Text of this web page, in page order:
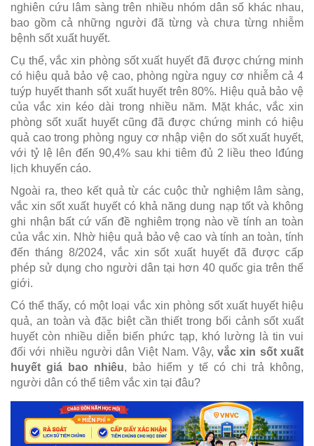
nghiên cứu lâm sàng trên nhiều nhóm dân số khác nhau,
bao gồm cả những người đã từng và chưa từng nhiễm
bệnh sốt xuất huyết.
Cụ thể, vắc xin phòng sốt xuất huyết đã được chứng minh
có hiệu quả bảo vệ cao, phòng ngừa nguy cơ nhiễm cả 4
tuýp huyết thanh sốt xuất huyết trên 80%. Hiệu quả bảo vệ
của vắc xin kéo dài trong nhiều năm. Mặt khác, vắc xin
phòng sốt xuất huyết cũng đã được chứng minh có hiệu
quả cao trong phòng nguy cơ nhập viện do sốt xuất huyết,
với tỷ lệ lên đến 90,4% sau khi tiêm đủ 2 liều theo lđúng
lịch khuyến cáo.
Ngoài ra, theo kết quả từ các cuộc thử nghiệm lâm sàng,
vắc xin sốt xuất huyết có khả năng dung nạp tốt và không
ghi nhận bất cứ vấn đề nghiêm trọng nào về tính an toàn
của vắc xin. Nhờ hiệu quả bảo vệ cao và tính an toàn, tính
đến tháng 8/2024, vắc xin sốt xuất huyết đã được cấp
phép sử dụng cho người dân tại hơn 40 quốc gia trên thế
giới.
Có thể thấy, có một loại vắc xin phòng sốt xuất huyết hiệu
quả, an toàn và đặc biệt cần thiết trong bối cảnh sốt xuất
huyết còn nhiều diễn biến phức tạp, khó lường là tin vui
đối với nhiều người dân Việt Nam. Vậy,vắc xin sốt xuất
huyết giá bao nhiêu, bảo hiểm y tế có chi trả không,
người dân có thể tiêm vắc xin tại đâu?